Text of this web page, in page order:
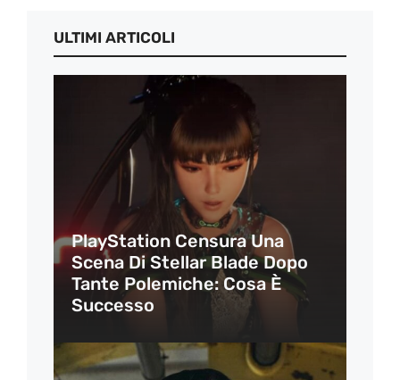
ULTIMI ARTICOLI
PlayStation Censura Una
Scena Di Stellar Blade Dopo
Tante Polemiche: Cosa È
Successo